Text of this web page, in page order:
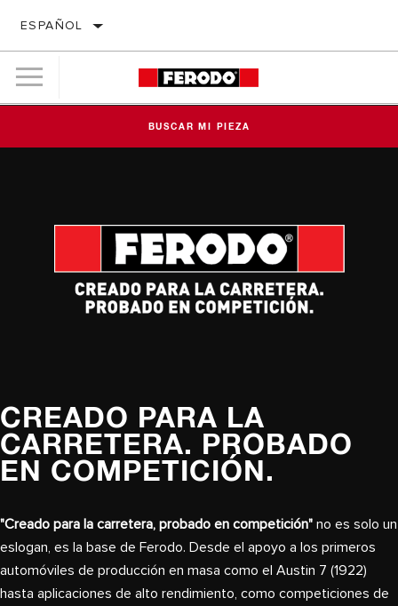
ESPAÑOL
BUSCAR MI PIEZA
CREADO PARA LA
CARRETERA. PROBADO
EN COMPETICIÓN.
"Creado para la carretera, probado en competición" no es solo un
eslogan, es la base de Ferodo. Desde el apoyo a los primeros
automóviles de producción en masa como el Austin 7 (1922)
hasta aplicaciones de alto rendimiento, como competiciones de